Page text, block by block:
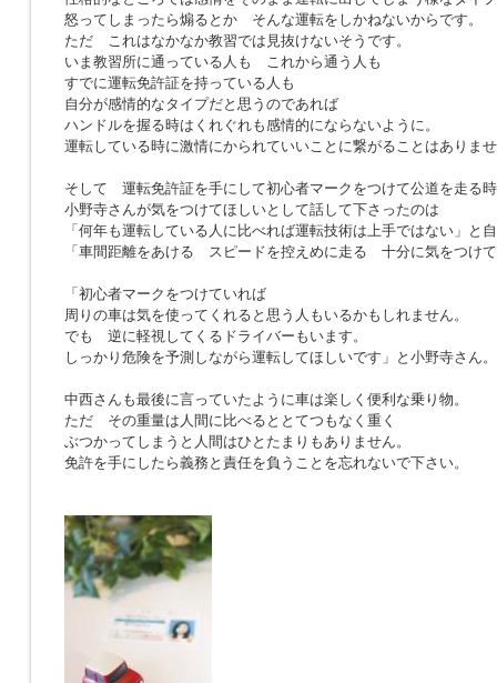
怒ってしまったら煽るとか そんな運転をしかねないからです。
ただ これはなかなか教習では見抜けないそうです。
いま教習所に通っている人も これから通う人も
すでに運転免許証を持っている人も
自分が感情的なタイプだと思うのであれば
ハンドルを握る時はくれぐれも感情的にならないように。
運転している時に激情にかられていいことに繋がることはありま
そして 運転免許証を手にして初心者マークをつけて公道を走る
小野寺さんが気をつけてほしいとして話して下さったのは
「何年も運転している人に比べれば運転技術は上手ではない」と
「車間距離をあける スピードを控えめに走る 十分に気をつけ
「初心者マークをつけていれば
周りの車は気を使ってくれると思う人もいるかもしれません。
でも 逆に軽視してくるドライバーもいます。
しっかり危険を予測しながら運転してほしいです」と小野寺さん。
中西さんも最後に言っていたように車は楽しく便利な乗り物。
ただ その重量は人間に比べるととてつもなく重く
ぶつかってしまうと人間はひとたまりもありません。
免許を手にしたら義務と責任を負うことを忘れないで下さい。